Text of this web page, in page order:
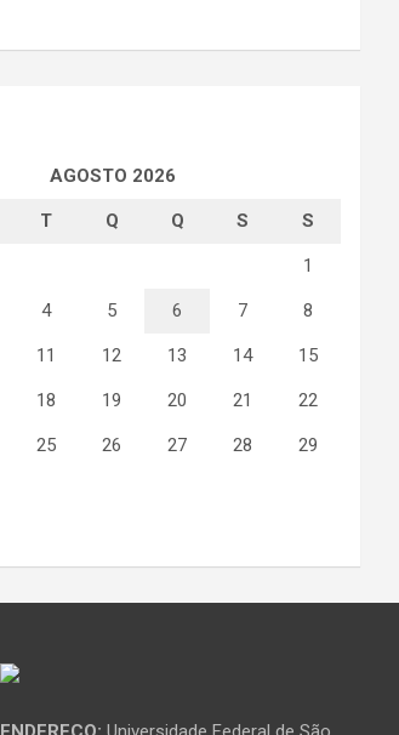
AGOSTO 2026
T Q Q S S
1
4 5 6 7 8
11 12 13 14 15
18 19 20 21 22
25 26 27 28 29